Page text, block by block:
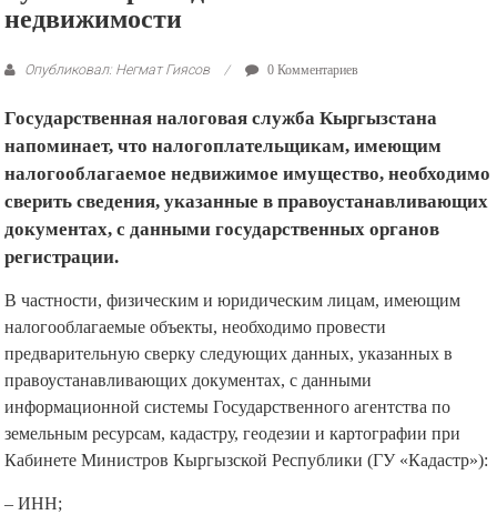
недвижимости
Опубликовал: Негмат Гиясов 0 Комментариев
Государственная налоговая служба Кыргызстана
напоминает, что налогоплательщикам, имеющим
налогооблагаемое недвижимое имущество, необходимо
сверить сведения, указанные в правоустанавливающих
документах, с данными государственных органов
регистрации.
В частности, физическим и юридическим лицам, имеющим
налогооблагаемые объекты, необходимо провести
предварительную сверку следующих данных, указанных в
правоустанавливающих документах, с данными
информационной системы Государственного агентства по
земельным ресурсам, кадастру, геодезии и картографии при
Кабинете Министров Кыргызской Республики (ГУ «Кадастр»):
– ИНН;